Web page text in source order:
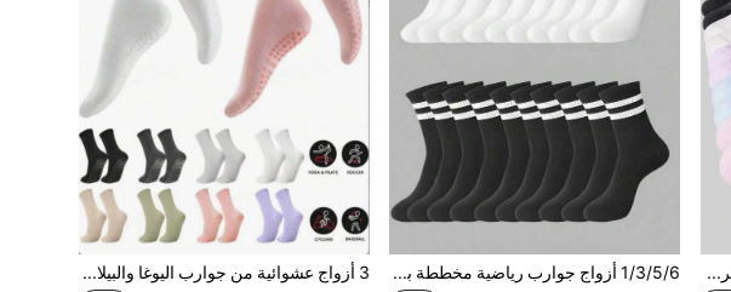
1/3/5/6/10 أزواج جوارب رياضية قصيرة منخفضة للنساء، جوارب أنبوبية قصيرة للياقة البدنية والريشة والجري مع لسان، مناسبة للربيع/الصيف 1/3/5/6 أزواج جوارب رياضية مخططة باللونين الأسود والأبيض للربيع والصيف، جوارب متوسطة الطول متعددة الاستخدامات، جوارب مخططة كاجوال للجنسين للرياضة والأنشطة الخارجية 3 أزواج عشوائية من جوارب اليوغا والبيلاتس متعددة الألوان (8 ألوان) مانعة للانزلاق، جوارب يوغا ملونة مع بطانة لاصقة وقابلة للتنفس، مناسبة للباليه واليوغا